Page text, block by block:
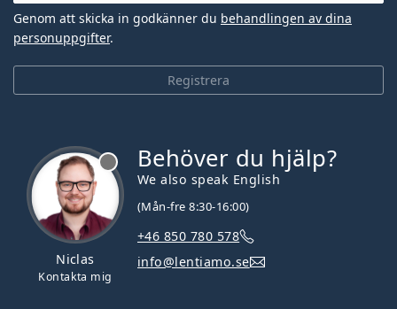
Registrera
Genom att skicka in godkänner du behandlingen av dina
personuppgifter.
Niclas
Kontakta mig
Behöver du hjälp?
We also speak English
(Mån-fre 8:30-16:00)
+46 850 780 578
info@lentiamo.se